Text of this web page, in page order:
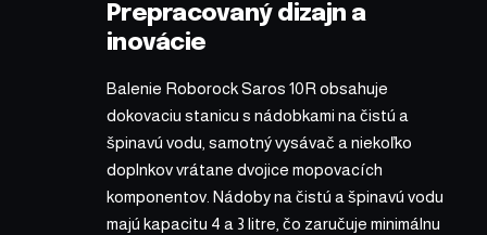
Prepracovaný dizajn a
inovácie
Balenie Roborock Saros 10R obsahuje
dokovaciu stanicu s nádobkami na čistú a
špinavú vodu, samotný vysávač a niekoľko
doplnkov vrátane dvojice mopovacích
komponentov. Nádoby na čistú a špinavú vodu
majú kapacitu 4 a 3 litre, čo zaručuje minimálnu